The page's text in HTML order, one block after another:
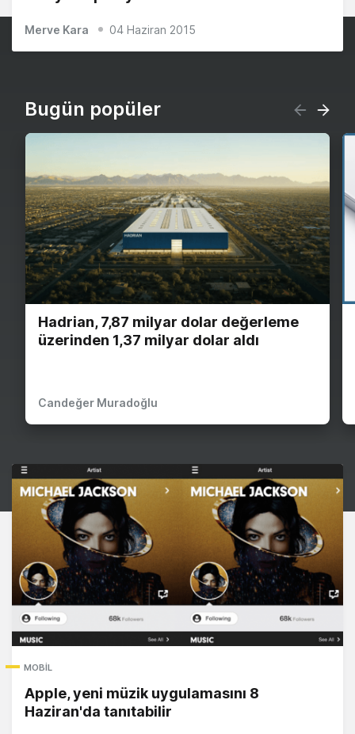
Merve Kara 04 Haziran 2015
Bugün popüler
Hadrian, 7,87 milyar dolar değerleme
üzerinden 1,37 milyar dolar aldı
Candeğer Muradoğlu
MOBIL
Apple, yeni müzik uygulamasını 8
Haziran'da tanıtabilir